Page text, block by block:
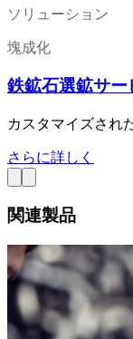
ソリューション
塊成化
鉄鉱石選鉱サー
カスタマイズされ
さらに詳しく
関連製品